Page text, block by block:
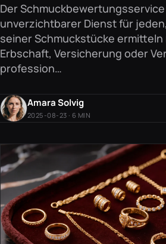
Der
unverzichtbarer Dienst für
seiner Schmuckstücke ermitteln
Erbschaft, Versicherung oder
profession…
Amara Solvig
2025-08-23 · 6 MIN